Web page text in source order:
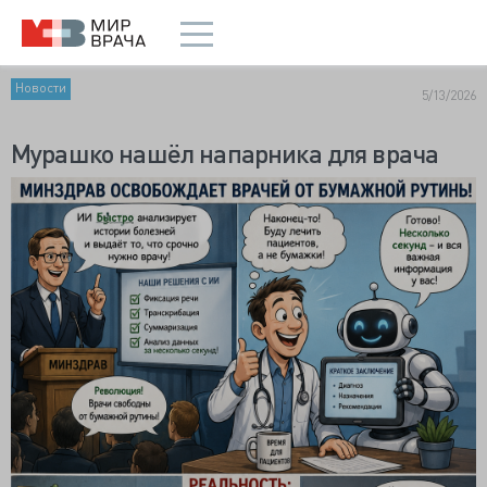
Новости 5/13/2026
Мурашко нашёл напарника для врача